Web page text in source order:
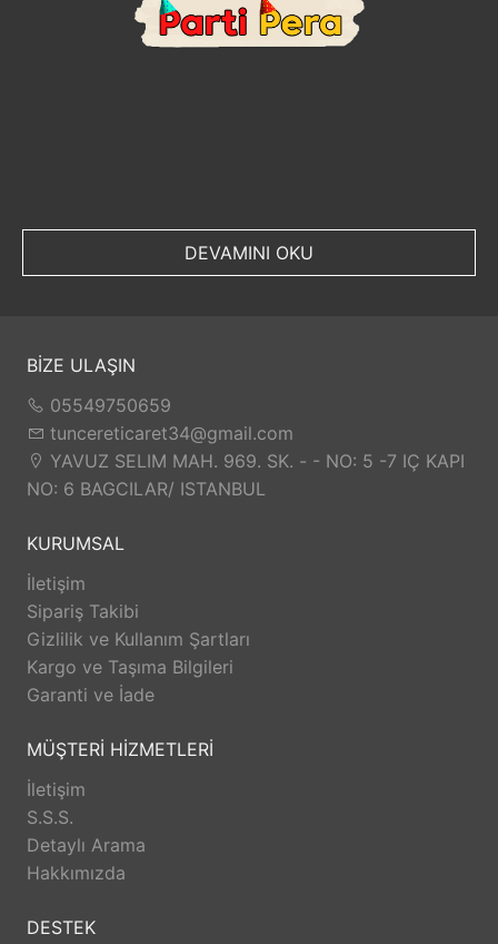
DEVAMINI OKU
BİZE ULAŞIN
05549750659
tuncereticaret34@gmail.com
YAVUZ SELIM MAH. 969. SK. - - NO: 5 -7 IÇ KAPI
NO: 6 BAGCILAR/ ISTANBUL
KURUMSAL
İletişim
Sipariş Takibi
Gizlilik ve Kullanım Şartları
Kargo ve Taşıma Bilgileri
Garanti ve İade
MÜŞTERİ HİZMETLERİ
İletişim
S.S.S.
Detaylı Arama
Hakkımızda
DESTEK